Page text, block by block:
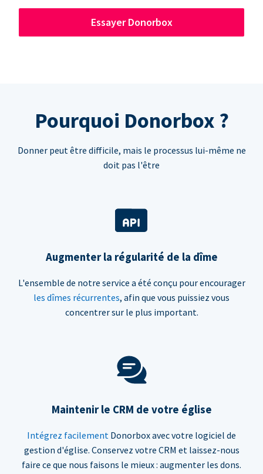
Essayer Donorbox
Pourquoi Donorbox ?
Donner peut être difficile, mais le processus lui-même ne
doit pas l'être
Augmenter la régularité de la dîme
L'ensemble de notre service a été conçu pour encourager
les dîmes récurrentes, afin que vous puissiez vous
concentrer sur le plus important.
Maintenir le CRM de votre église
Intégrez facilement Donorbox avec votre logiciel de
gestion d'église. Conservez votre CRM et laissez-nous
faire ce que nous faisons le mieux : augmenter les dons.